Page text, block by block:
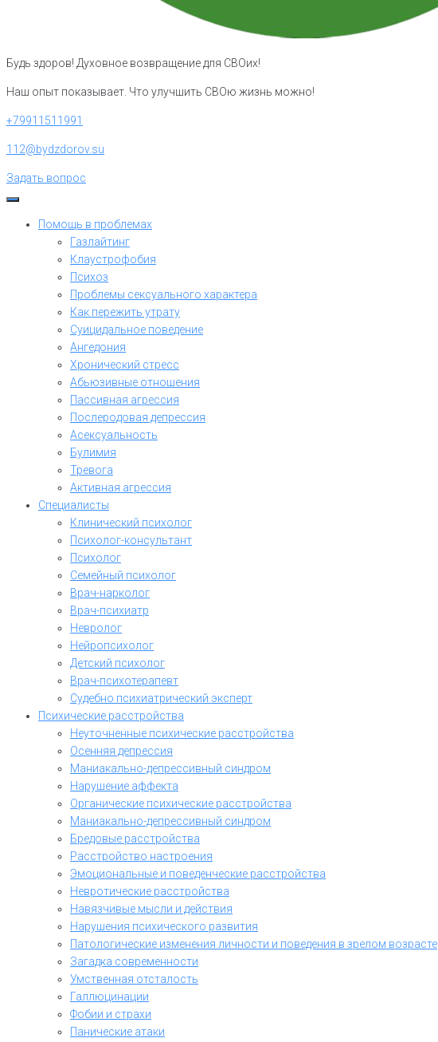
Будь здоров! Духовное возвращение для СВОих!
Наш опыт показывает. Что улучшить СВОю жизнь можно!
+79911511991
112@bydzdorov.su
Задать вопрос
Помощь в проблемах
Газлайтинг
Клаустрофобия
Психоз
Проблемы сексуального характера
Как пережить утрату
Суицидальное поведение
Ангедония
Хронический стресс
Абьюзивные отношения
Пассивная агрессия
Послеродовая депрессия
Асексуальность
Булимия
Тревога
Активная агрессия
Специалисты
Клинический психолог
Психолог-консультант
Психолог
Семейный психолог
Врач-нарколог
Врач-психиатр
Невролог
Нейропсихолог
Детский психолог
Врач-психотерапевт
Судебно психиатрический эксперт
Психические расстройства
Неуточненные психические расстройства
Осенняя депрессия
Маниакально-депрессивный синдром
Нарушение аффекта
Органические психические расстройства
Маниакально-депрессивный синдром
Бредовые расстройства
Расстройство настроения
Эмоциональные и поведенческие расстройства
Невротические расстройства
Навязчивые мысли и действия
Нарушения психического развития
Патологические изменения личности и поведения в зрелом возрасте
Загадка современности
Умственная отсталость
Галлюцинации
Фобии и страхи
Панические атаки